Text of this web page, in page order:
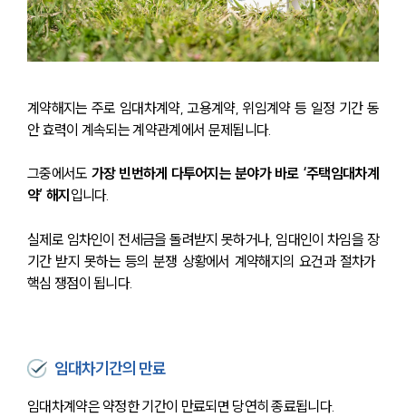
계약해지는 주로 임대차계약, 고용계약, 위임계약 등 일정 기간 동
안 효력이 계속되는 계약관계에서 문제됩니다.
그중에서도 가장 빈번하게 다투어지는 분야가 바로 ‘주택임대차계
약’ 해지 입니다.
실제로 임차인이 전세금을 돌려받지 못하거나, 임대인이 차임을 장
기간 받지 못하는 등의 분쟁 상황에서 계약해지의 요건과 절차가
핵심 쟁점이 됩니다.
임대차기간의 만료
임대차계약은 약정한 기간이 만료되면 당연히 종료됩니다.